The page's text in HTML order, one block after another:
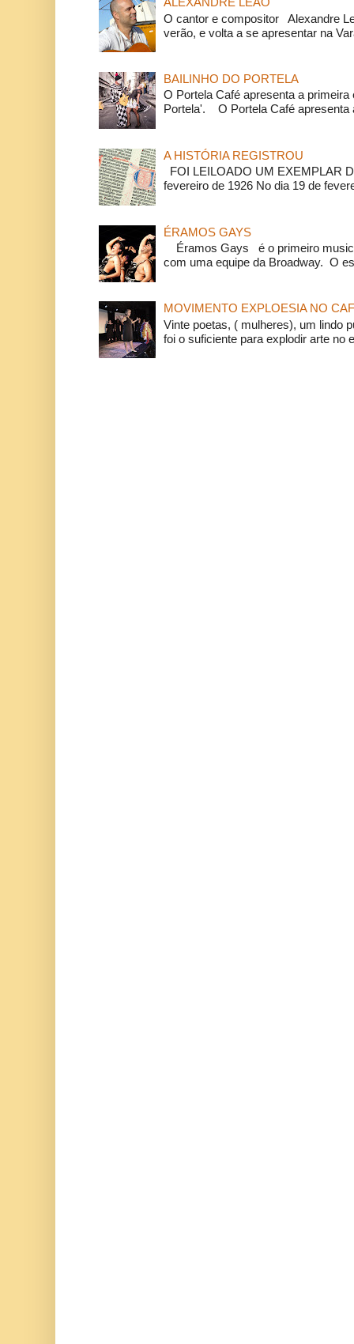
O cantor e compositor Alexandre
verão, e volta a se apresentar na
BAILINHO DO PORTELA
O Portela Café apresenta a
Portela'. O Portela Café apresenta
A HISTÓRIA REGISTROU
FOI LEILOADO UM EXEMPLAR
fevereiro de 1926 No dia 19 de
ÉRAMOS GAYS
Éramos Gays é o primeiro
com uma equipe da Broadway. O
MOVIMENTO EXPLOESIA NO
Vinte poetas, ( mulheres), um lindo
foi o suficiente para explodir arte no